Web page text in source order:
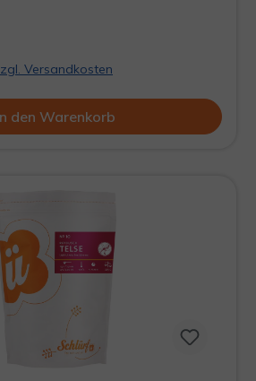
Kamillenmischung her.
Versandkosten
den Warenkorb